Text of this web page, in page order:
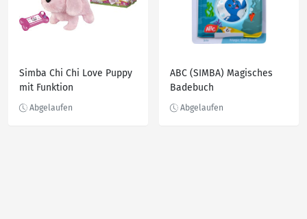
Simba Chi Chi Love Puppy
mit Funktion
ABC (SIMBA) Magisches
Badebuch